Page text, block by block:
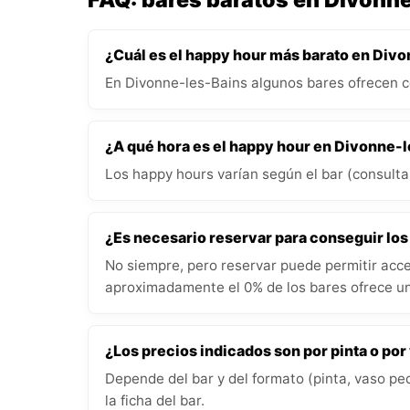
¿Cuál es el happy hour más barato en
En Divonne-les-Bains algunos bares ofrecen
¿A qué hora es el happy hour en
Los happy hours varían según el bar
¿Es necesario reservar para conseguir
No siempre, pero reservar puede permitir
aproximadamente el 0% de los bares ofrece
¿Los precios indicados son por pinta o por
Depende del bar y del formato (pinta, vaso
la ficha del bar.